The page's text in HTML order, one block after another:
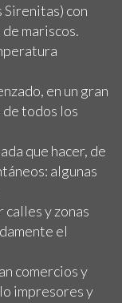
Sirenitas) con
mariscos.
en un gran
todos los
que hacer, de
algunas
calles y zonas
el
comercios y
impresores y